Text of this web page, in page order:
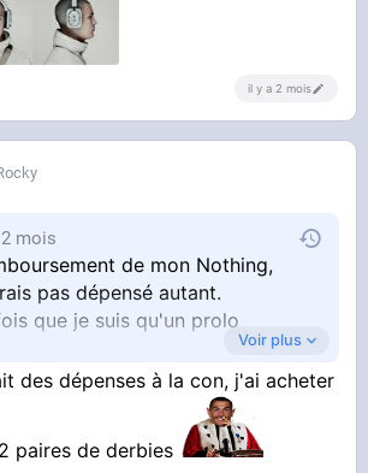
il y a 2 mois
2 mois
de mon Nothing,
pas dépensé autant.
que je suis qu'un prolo
400 balles en moins alors
pas fini la première semaine.
Voir plus
des dépenses à la con, j'ai acheter
paires de derbies